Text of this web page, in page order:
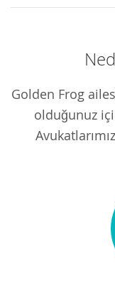
Golden Frog
olduğunuz